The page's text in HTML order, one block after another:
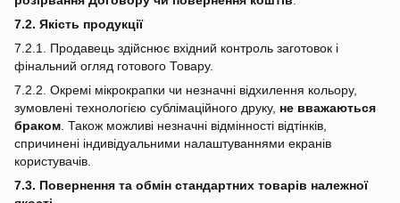
7.2. Якість продукції
7.2.1. Продавець здійснює вхідний контроль заготовок і
фінальний огляд готового Товару.
7.2.2. Окремі мікрокрапки чи незначні відхилення кольору,
зумовлені технологією сублімаційного друку, не вважаються
браком . Також можливі незначні відмінності відтінків,
спричинені індивідуальними налаштуваннями екранів
користувачів.
7.3. Повернення та обмін стандартних товарів належної